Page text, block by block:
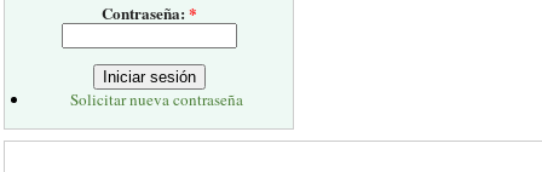
Contraseña:*
Solicitar nueva contraseña